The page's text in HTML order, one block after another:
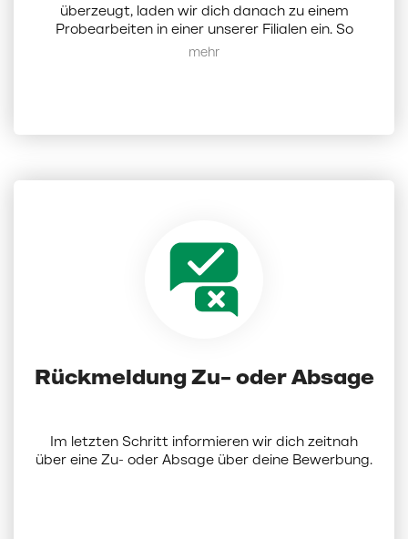
überzeugt, laden wir dich danach zu einem
Probearbeiten in einer unserer Filialen ein. So
erhältst du einen direkten Einblick in deinen
Mehr anzeigen
Rückmeldung Zu- oder Absage
Im letzten Schritt informieren wir dich zeitnah
über eine Zu- oder Absage über deine Bewerbung.